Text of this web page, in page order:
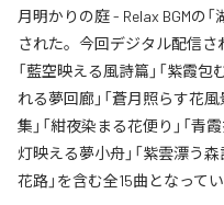
月明かりの庭 - Relax BGMの
された。今回デジタル配信さ
「藍空映える風詩篇」「紫霞包
れる夢回廊」「蒼月照らす花風
集」「紺夜染まる花便り」「青
灯映える夢小舟」「紫雲漂う森
花路」を含む全15曲となってい